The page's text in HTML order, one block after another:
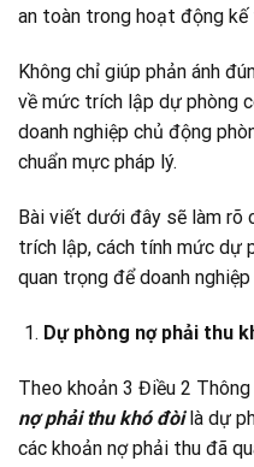
an toàn trong hoạt động kế
Không chỉ giúp phản ánh
về mức trích lập dự phòng
doanh nghiệp chủ động
chuẩn mực pháp lý.
Bài viết dưới đây sẽ làm rõ
trích lập, cách tính mức dự
quan trọng để doanh
Dự phòng nợ phải thu
Theo khoản 3 Điều 2
nợ phải thu khó đòilà dự
các khoản nợ phải thu đã